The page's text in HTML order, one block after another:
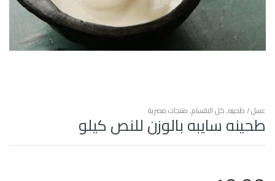
عسل / طحينه,كل الاقسام,منتجات مصرية
طحينه سايبه بالوزن للنص كيلو